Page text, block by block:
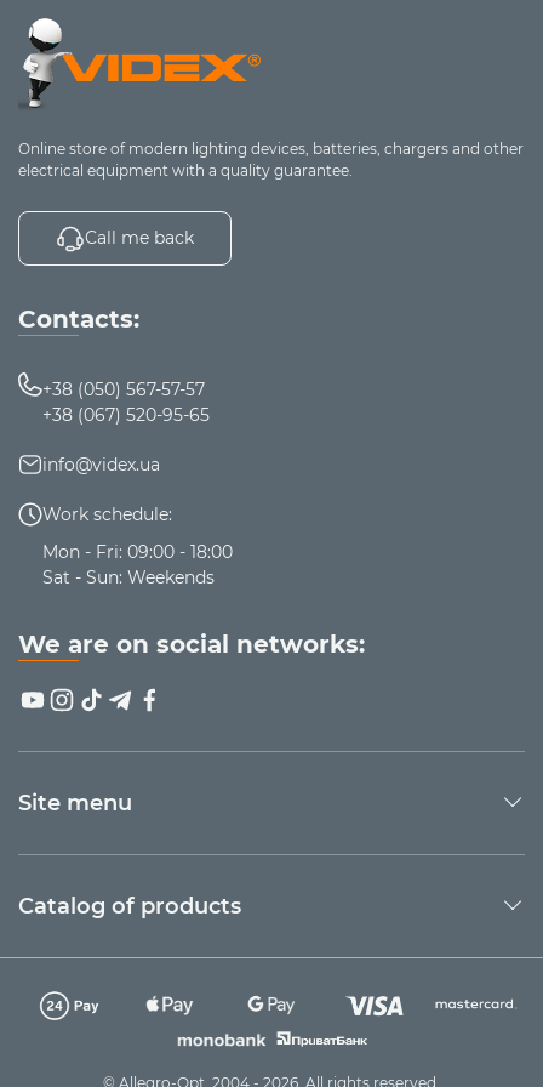
Online store of modern lighting devices, batteries, chargers and other
electrical equipment with a quality guarantee.
Call me back
Site menu
Catalog of products
Contacts:
+38 (050) 567-57-57
+38 (067) 520-95-65
info@videx.ua
Work schedule:
Mon - Fri: 09:00 - 18:00
Sat - Sun: Weekends
We are on social networks:
© Allegro-Opt, 2004 - 2026. All rights reserved.